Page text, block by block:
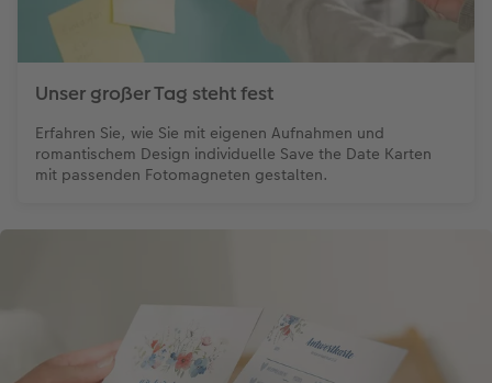
Unser großer Tag steht fest
Erfahren Sie, wie Sie mit eigenen Aufnahmen und
romantischem Design individuelle Save the Date Karten
mit passenden Fotomagneten gestalten.